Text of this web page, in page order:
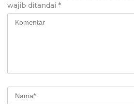
wajib ditandai *